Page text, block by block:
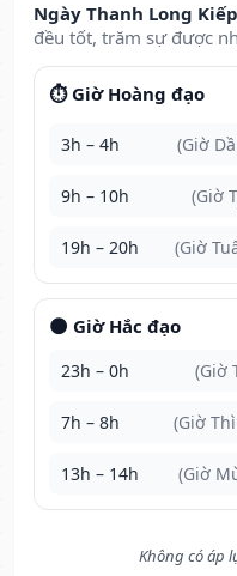
Ngày Thanh Long
đều tốt, trăm sự được
⏱️ Giờ Hoàng đạo
3h – 4h (Giờ
9h – 10h (Giờ
19h – 20h (Giờ
🌑 Giờ Hắc đạo
23h – 0h (Giờ
7h – 8h (Giờ
13h – 14h (Giờ
Không có áp